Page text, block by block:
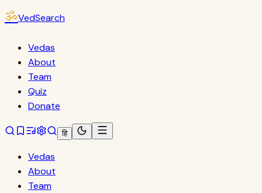
ॐVedSearch
Vedas
About
Team
Quiz
Donate
हि
Vedas
About
Team